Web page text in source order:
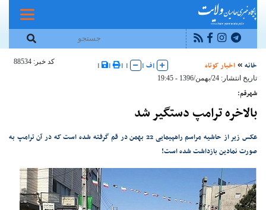
خانه اخبار کوتاه |ف |
|
|
|
|
کد خبر: 88534
تاریخ انتشار: 24/بهمن/1396 - 19:45
شهرقم:
بالاخره ترامپ دستگیر شد
عکس زیر از حاشیه مراسم راهپیمایی 22 بهمن در قم گرفته شده است که در آن ترامپ به
صورت نمادین بازداشت شده است!